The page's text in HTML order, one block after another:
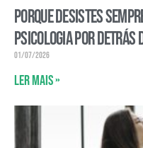
Porque desistes
psicologia por detrás
01/07/2026
Ler mais »